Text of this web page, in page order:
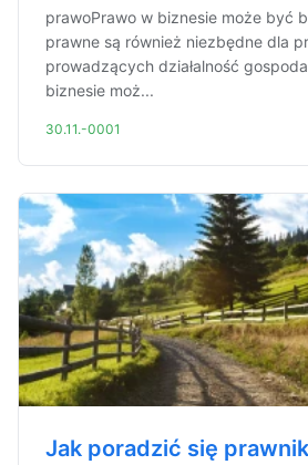
prawoPrawo w biznesie może być
prawne są również niezbędne dla
prowadzących działalność
biznesie moż...
30.11.-0001
Jak poradzić się